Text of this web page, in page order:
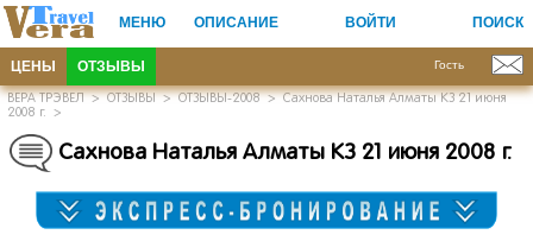
МЕНЮ ОПИСАНИЕ ВОЙТИ ПОИСК
ЦЕНЫ ОТЗЫВЫ Гость
ВЕРА ТРЭВЕЛ>ОТЗЫВЫ>ОТЗЫВЫ-2008>Сахнова Наталья Алматы КЗ 21 июня
2008 г. >
Сахнова Наталья Алматы КЗ 21 июня 2008 г.